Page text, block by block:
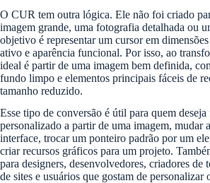
O CUR tem outra lógica. Ele não foi criado
imagem grande, uma fotografia detalhada ou
objetivo é representar um cursor em
ativo e aparência funcional. Por isso, ao
ideal é partir de uma imagem bem definida,
fundo limpo e elementos principais fáceis de
tamanho reduzido.
Esse tipo de conversão é útil para quem
personalizado a partir de uma imagem, mudar
interface, trocar um ponteiro padrão por um
criar recursos gráficos para um projeto.
para designers, desenvolvedores, criadores de
de sites e usuários que gostam de personalizar